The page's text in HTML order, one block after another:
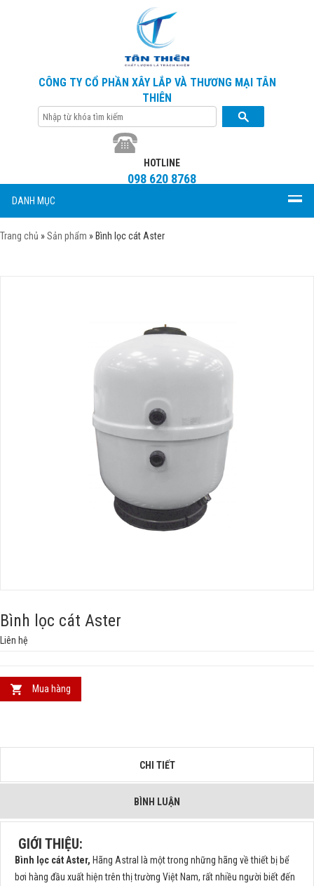
CÔNG TY CỔ PHẦN XÂY LẮP VÀ THƯƠNG MẠI TÂN
THIÊN
HOTLINE
098 620 8768
DANH MỤC
Trang chủ »Sản phẩm » Bình lọc cát Aster
Bình lọc cát Aster
Liên hệ
Mua hàng
CHI TIẾT
BÌNH LUẬN
GIỚI THIỆU:
Bình lọc cát Aster, Hãng Astral là một trong những hãng về thiết bị bể
bơi hàng đầu xuất hiện trên thị trường Việt Nam, rất nhiều người biết đến